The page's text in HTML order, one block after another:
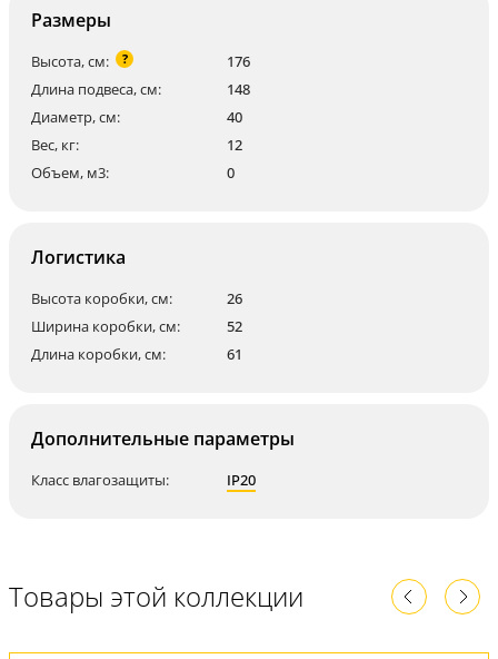
Размеры
Высота, см: ?
176
Длина подвеса, см:
148
Диаметр, см:
40
Вес, кг:
12
Объем, м3:
0
Логистика
Высота коробки, см:
26
Ширина коробки, см:
52
Длина коробки, см:
61
Дополнительные параметры
Класс влагозащиты: IP20
Товары этой коллекции